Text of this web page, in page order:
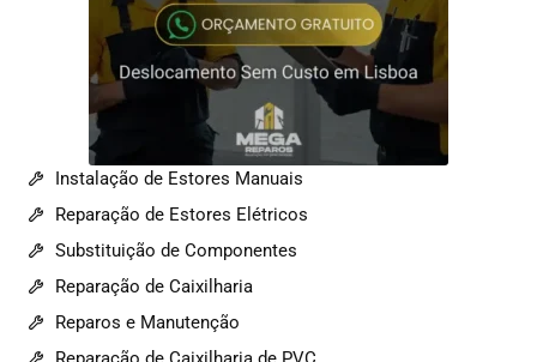
Instalação de Estores Manuais
Reparação de Estores Elétricos
Substituição de Componentes
Reparação de Caixilharia
Reparos e Manutenção